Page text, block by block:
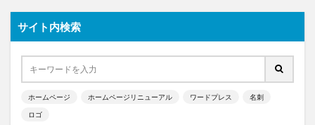
サイト内検索
ホームページ ホームページリニューアル ワードプレス 名刺
ロゴ